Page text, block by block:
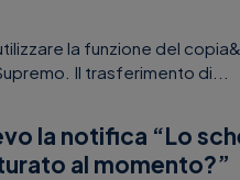
la funzione del
Il trasferimento di...
la notifica “Lo
al momento?”